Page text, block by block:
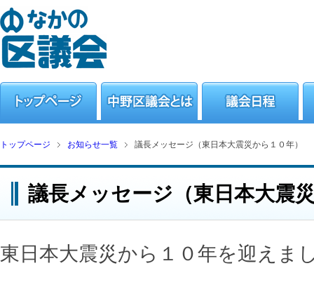
トップページ お知らせ一覧 議長メッセージ（東日本大震災から１０年）
議長メッセージ（東日本大震
東日本大震災から１０年を迎えま